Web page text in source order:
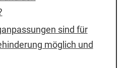
sind für
möglich und